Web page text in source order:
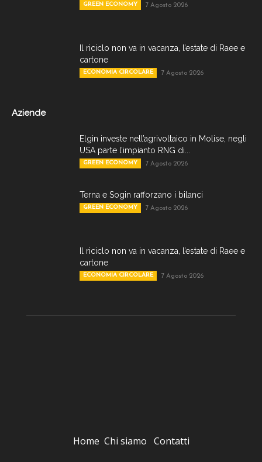
GREEN ECONOMY 7 Agosto 2026
Il riciclo non va in vacanza, l’estate di Raee e
cartone
ECONOMIA CIRCOLARE 7 Agosto 2026
Aziende
Elgin investe nell’agrivoltaico in Molise, negli
USA parte l’impianto RNG di...
GREEN ECONOMY 7 Agosto 2026
Terna e Sogin rafforzano i bilanci
GREEN ECONOMY 7 Agosto 2026
Il riciclo non va in vacanza, l’estate di Raee e
cartone
ECONOMIA CIRCOLARE 7 Agosto 2026
Home Chi siamo Contatti